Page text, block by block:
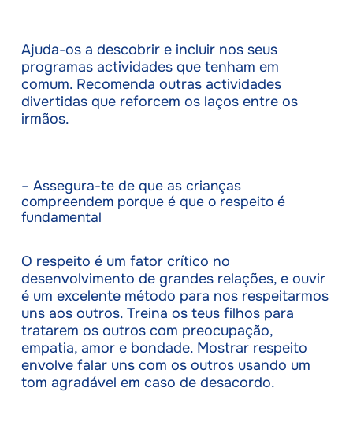
Ajuda-os a descobrir e incluir nos seus
programas actividades que tenham em
comum. Recomenda outras actividades
divertidas que reforcem os laços entre os
irmãos.
– Assegura-te de que as crianças
compreendem porque é que o respeito é
fundamental
O respeito é um fator crítico no
desenvolvimento de grandes relações, e ouvir
é um excelente método para nos respeitarmos
uns aos outros. Treina os teus filhos para
tratarem os outros com preocupação,
empatia, amor e bondade. Mostrar respeito
envolve falar uns com os outros usando um
tom agradável em caso de desacordo.